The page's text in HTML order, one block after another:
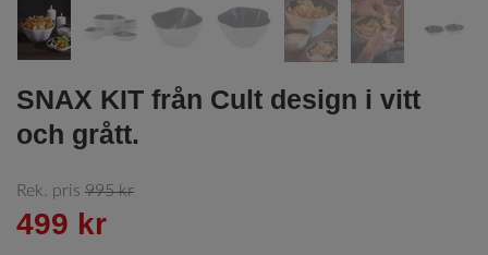
SNAX KIT från Cult design i vitt
och grått.
Rek. pris 995 kr
499 kr